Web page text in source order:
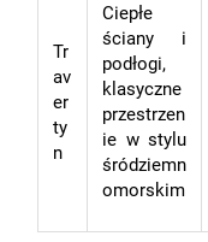
Tr
av
er
ty
n
Ciepłe
ściany i
podłogi,
klasyczne
przestrzen
ie w stylu
śródziemn
omorskim